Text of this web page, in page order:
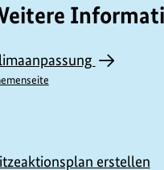
erstellen